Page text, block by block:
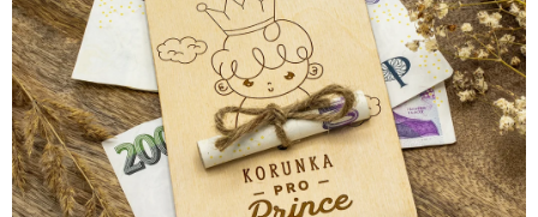
NOVINKY
VÝPRODEJ 🔥
Hodnocení obchodu
Stav objednávky